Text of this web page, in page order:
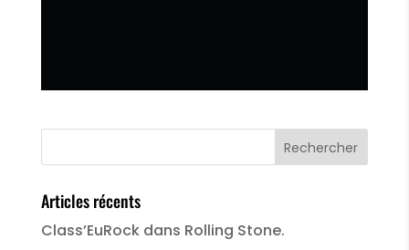
Articles récents
Class’EuRock dans Rolling Stone.